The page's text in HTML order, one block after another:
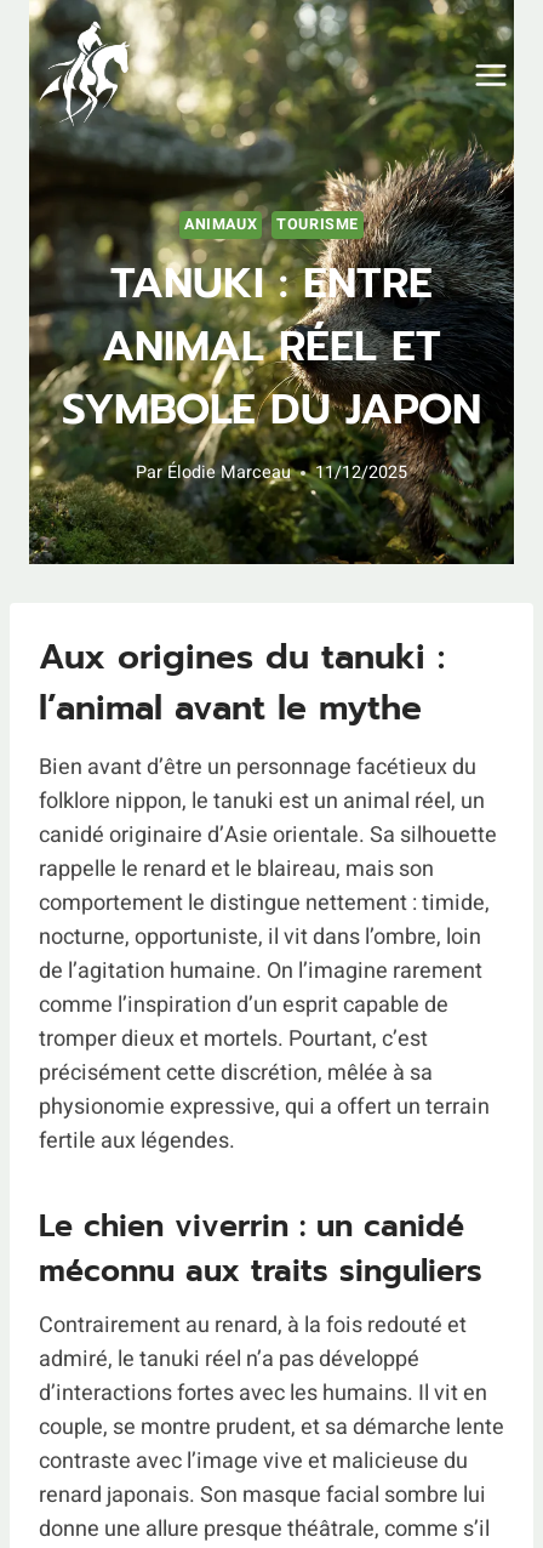
Aller
contenu
ANIMAUX TOURISME
TANUKI : ENTRE
ANIMAL RÉEL ET
SYMBOLE DU JAPON
ParÉlodie Marceau 11/12/2025
Aux origines du tanuki :
l’animal avant le mythe
Bien avant d’être un personnage facétieux du
folklore nippon, le tanuki est un animal réel, un
canidé originaire d’Asie orientale. Sa silhouette
rappelle le renard et le blaireau, mais son
comportement le distingue nettement : timide,
nocturne, opportuniste, il vit dans l’ombre, loin
de l’agitation humaine. On l’imagine rarement
comme l’inspiration d’un esprit capable de
tromper dieux et mortels. Pourtant, c’est
précisément cette discrétion, mêlée à sa
physionomie expressive, qui a offert un terrain
fertile aux légendes.
Le chien viverrin : un canidé
méconnu aux traits singuliers
Contrairement au renard, à la fois redouté et
admiré, le tanuki réel n’a pas développé
d’interactions fortes avec les humains. Il vit en
couple, se montre prudent, et sa démarche lente
contraste avec l’image vive et malicieuse du
renard japonais. Son masque facial sombre lui
donne une allure presque théâtrale, comme s’il